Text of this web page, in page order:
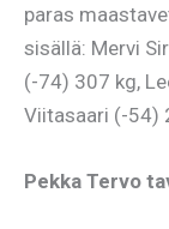
paras
sisällä: Mervi
(-74) 307 kg,
Viitasaari (-54)
Pekka Tervo